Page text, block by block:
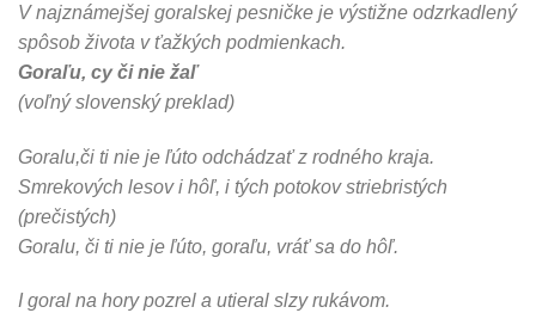
V najznámejšej goralskej pesničke je výstižne odzrkadlený
spôsob života v ťažkých podmienkach.
Goraľu, cy či nie žaľ
(voľný slovenský preklad)
Goralu,či ti nie je ľúto odchádzať z rodného kraja.
Smrekových lesov i hôľ, i tých potokov striebristých
(prečistých)
Goralu, či ti nie je ľúto, goraľu, vráť sa do hôľ.
I goral na hory pozrel a utieral slzy rukávom.